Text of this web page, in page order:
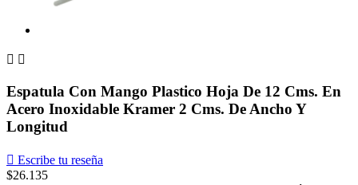
 
Espatula Con Mango Plastico Hoja De 12 Cms. En
Acero Inoxidable Kramer 2 Cms. De Ancho Y
Longitud
 Escribe tu reseña
$26.135